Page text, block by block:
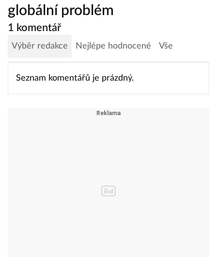
globální problém
1 komentář
Výběr redakce Nejlépe hodnocené Vše
Seznam komentářů je prázdný.